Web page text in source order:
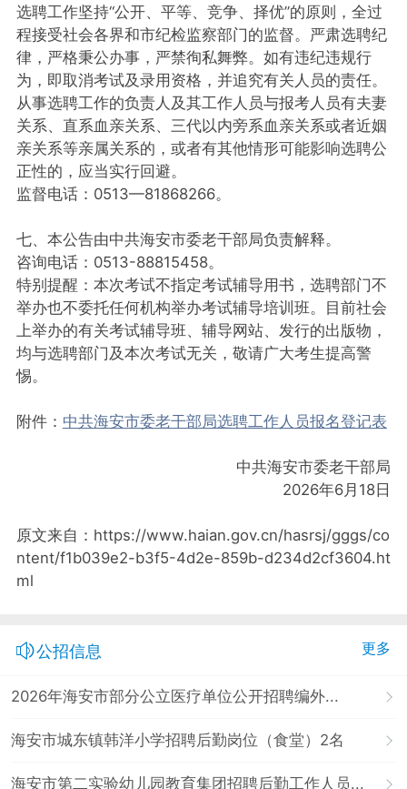
选聘工作坚持“公开、平等、竞争、择优”的原则，全过
程接受社会各界和市纪检监察部门的监督。严肃选聘纪
律，严格秉公办事，严禁徇私舞弊。如有违纪违规行
为，即取消考试及录用资格，并追究有关人员的责任。
从事选聘工作的负责人及其工作人员与报考人员有夫妻
关系、直系血亲关系、三代以内旁系血亲关系或者近姻
亲关系等亲属关系的，或者有其他情形可能影响选聘公
正性的，应当实行回避。
监督电话：0513—81868266。
七、本公告由中共海安市委老干部局负责解释。
咨询电话：0513-88815458。
特别提醒：本次考试不指定考试辅导用书，选聘部门不
举办也不委托任何机构举办考试辅导培训班。目前社会
上举办的有关考试辅导班、辅导网站、发行的出版物，
均与选聘部门及本次考试无关，敬请广大考生提高警
惕。
附件： 中共海安市委老干部局选聘工作人员报名登记表
中共海安市委老干部局
2026年6月18日
原文来自：https://www.haian.gov.cn/hasrsj/gggs/co
ntent/f1b039e2-b3f5-4d2e-859b-d234d2cf3604.ht
ml
公招信息 更多
2026年海安市部分公立医疗单位公开招聘编外...
海安市城东镇韩洋小学招聘后勤岗位（食堂）2名
海安市第二实验幼儿园教育集团招聘后勤工作人员...